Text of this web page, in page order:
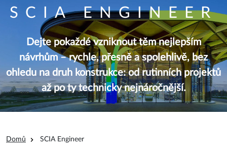
SCIA ENGINEER
Dejte pokaždé vzniknout těm nejlepším
návrhům – rychle, přesně a spolehlivě, bez
ohledu na druh konstrukce: od rutinních projektů
až po ty technicky nejnáročnější.
Drobečková navigace
Domů SCIA Engineer